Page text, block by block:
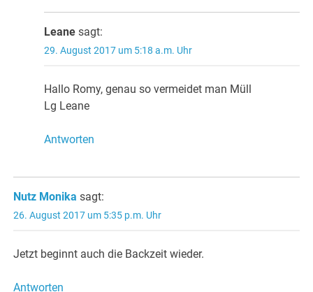
Leane sagt:
29. August 2017 um 5:18 a.m. Uhr
Hallo Romy, genau so vermeidet man Müll
Lg Leane
Antworten
Nutz Monika sagt:
26. August 2017 um 5:35 p.m. Uhr
Jetzt beginnt auch die Backzeit wieder.
Antworten